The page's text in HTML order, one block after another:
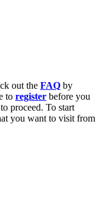
out the FAQ by
to register before you
proceed. To start
you want to visit from